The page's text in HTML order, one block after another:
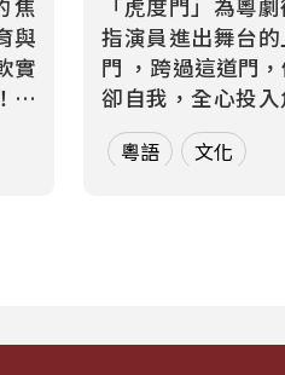
焦
與
實
熱
「虎度門」為粵
指演員進出舞台
門 ，跨過這道門
卻自我，全心投
而在現實生活中
也都在跨越那道
粵語 文化